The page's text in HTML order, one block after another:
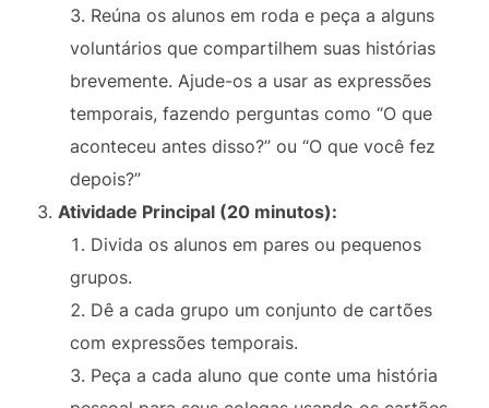
Reúna os alunos em roda e peça a alguns
voluntários que compartilhem suas histórias
brevemente. Ajude-os a usar as expressões
temporais, fazendo perguntas como “O que
aconteceu antes disso?” ou “O que você fez
depois?”
Atividade Principal (20 minutos):
Divida os alunos em pares ou pequenos
grupos.
Dê a cada grupo um conjunto de cartões
com expressões temporais.
Peça a cada aluno que conte uma história